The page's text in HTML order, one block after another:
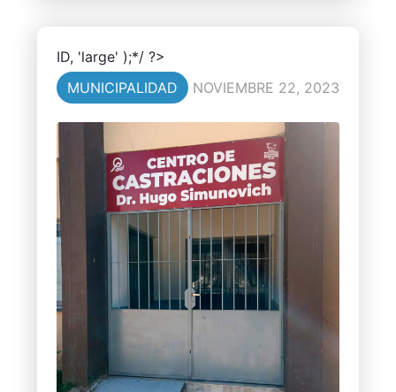
ID, 'large' );*/ ?>
MUNICIPALIDAD
NOVIEMBRE 22, 2023